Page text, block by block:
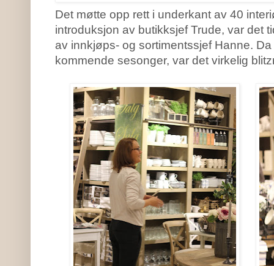
Det møtte opp rett i underkant av 40
introduksjon av butikksjef Trude, var det
av innkjøps- og sortimentssjef Hanne.
kommende sesonger, var det virkelig